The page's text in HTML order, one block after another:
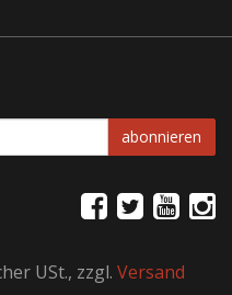
abonnieren
USt., zzgl. Versand